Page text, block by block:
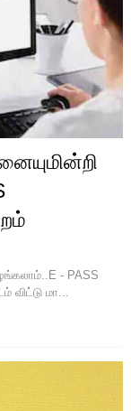
- PASS
விட்டு மா...